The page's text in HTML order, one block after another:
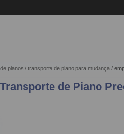
pianos transporte de piano para mudança
de Piano